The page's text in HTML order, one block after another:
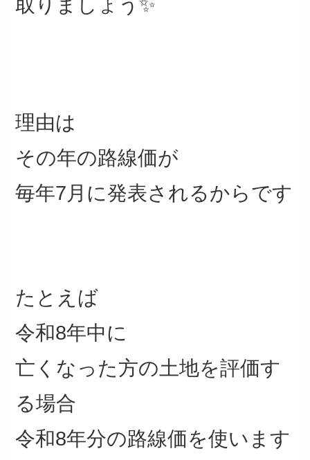
取りましょう✨
理由は
その年の路線価が
毎年7月に発表されるからです
たとえば
令和8年中に
亡くなった方の土地を評価す
る場合
令和8年分の路線価を使います